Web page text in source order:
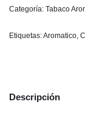
Categoría: Tabaco
Etiquetas:Aromatico,
Descripción